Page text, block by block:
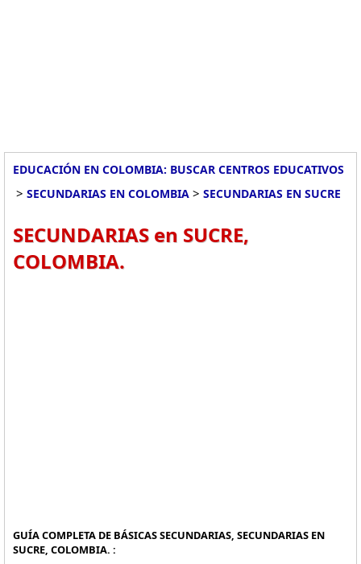
EDUCACIÓN EN COLOMBIA: BUSCAR CENTROS EDUCATIVOS
> SECUNDARIAS EN COLOMBIA > SECUNDARIAS EN SUCRE
SECUNDARIAS en SUCRE,
COLOMBIA.
GUÍA COMPLETA DE BÁSICAS SECUNDARIAS, SECUNDARIAS EN
SUCRE, COLOMBIA. :